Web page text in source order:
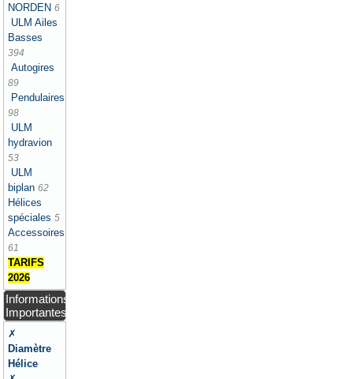
NORDEN 6
ULM Ailes
Basses
394
Autogires
89
Pendulaires
98
ULM
hydravion
53
ULM
biplan 62
Hélices
spéciales 5
Accessoires
61
TARIFS
2026
Informations
Importantes
✗
Diamètre
Hélice